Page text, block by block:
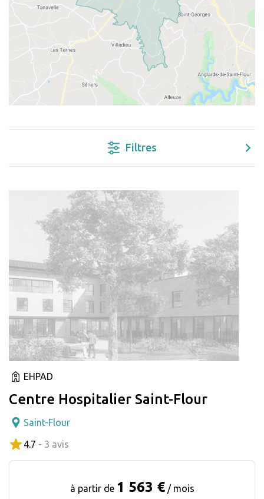
Filtres
EHPAD
Centre Hospitalier Saint-Flour
Saint-Flour
4.7 - 3 avis
à partir de 1 563 € / mois